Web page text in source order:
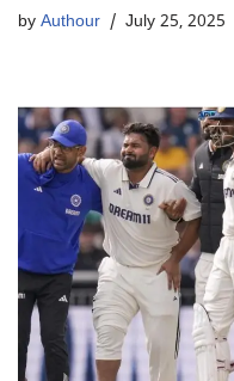
by Authour July 25, 2025